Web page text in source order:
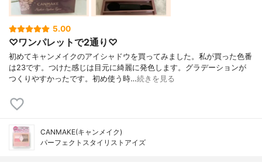
5.00
♡ワンパレットで2通り♡
初めてキャンメイクのアイシャドウを買ってみました。私が買った色番
は23です。つけた感じは目元に綺麗に発色します。グラデーションが
つくりやすかったです。初め使う時…続きを見る
CANMAKE(キャンメイク)
パーフェクトスタイリストアイズ